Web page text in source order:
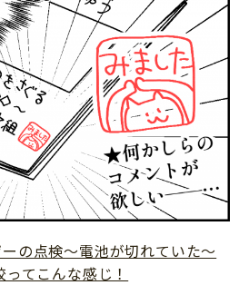
の点検～電池が切れていた～
てこんな感じ！